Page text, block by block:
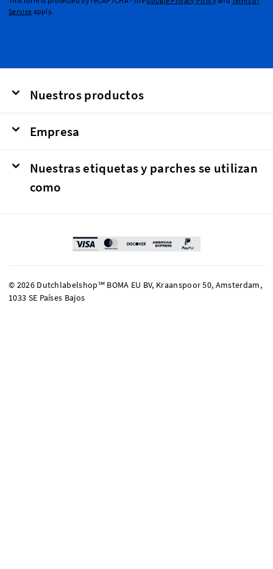
Service apply.
Nuestros productos
Empresa
Nuestras etiquetas y parches se utilizan
como
© 2026 Dutchlabelshop℠ BOMA EU BV, Kraanspoor 50, Amsterdam,
1033 SE Países Bajos